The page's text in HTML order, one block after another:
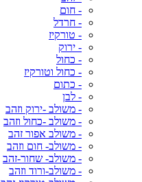
- חום
- חרדל
- טורקיז
- ירוק
- כחול
- כחול וטורקיז
- כתום
- לבן
- משולב -ירוק וזהב
- משולב -כחול וזהב
- משולב אפור זהב
- משולב- חום וזהב
- משולב- שחור-זהב
- משולב-ורוד וזהב